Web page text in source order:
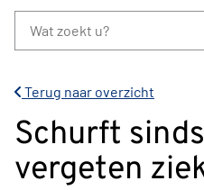
Terug naar overzicht
Schurft
vergeten